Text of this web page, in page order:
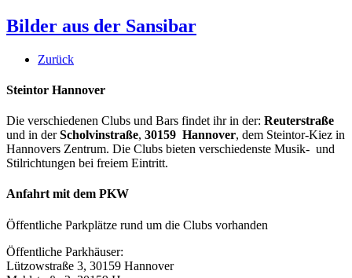
Bilder aus der Sansibar
Zurück
Steintor Hannover
Die verschiedenen Clubs und Bars findet ihr in der: Reuterstraße
und in derScholvinstraße, 30159 Hannover, dem Steintor-Kiez in
Hannovers Zentrum. Die Clubs bieten verschiedenste Musik- und
Stilrichtungen bei freiem Eintritt.
Anfahrt mit dem PKW
Öffentliche Parkplätze rund um die Clubs vorhanden
Öffentliche Parkhäuser:
Lützowstraße 3, 30159 Hannover